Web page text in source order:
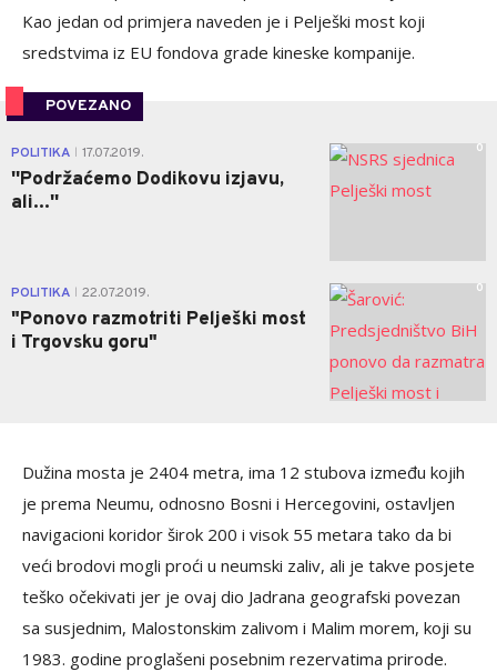
Kao jedan od primjera naveden je i Pelješki most koji
sredstvima iz EU fondova grade kineske kompanije.
POVEZANO
POLITIKA 17.07.2019.
''Podržaćemo Dodikovu izjavu,
ali...''
0
POLITIKA 22.07.2019.
"Ponovo razmotriti Pelješki most
i Trgovsku goru"
0
Dužina mosta je 2404 metra, ima 12 stubova između kojih
je prema Neumu, odnosno Bosni i Hercegovini, ostavljen
navigacioni koridor širok 200 i visok 55 metara tako da bi
veći brodovi mogli proći u neumski zaliv, ali je takve posjete
teško očekivati jer je ovaj dio Jadrana geografski povezan
sa susjednim, Malostonskim zalivom i Malim morem, koji su
1983. godine proglašeni posebnim rezervatima prirode.